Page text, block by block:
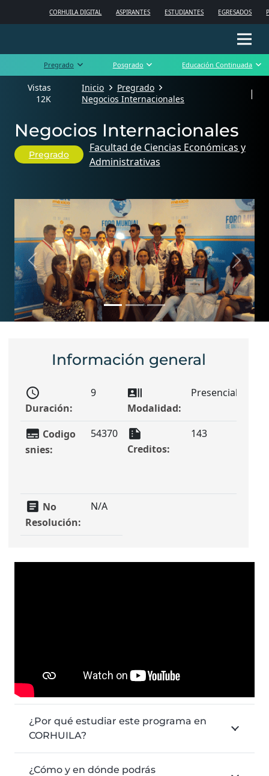
CORHUILA DIGITAL ASPIRANTES ESTUDIANTES EGRESADOS
Pregrado Posgrado Educación Continuada
Vistas
12K
Inicio
Pregrado
Negocios Internacionales
|
Negocios Internacionales
Pregrado
Facultad de Ciencias Económicas y
Administrativas
Previous Next
Información general
schedule
Duración:
9 recent_actors
Modalidad:
Presencial
subtitles Codigo
snies:
54370 summarize
Creditos:
143
article No
Resolución:
N/A
¿Por qué estudiar este programa en
CORHUILA?
¿Cómo y en dónde podrás